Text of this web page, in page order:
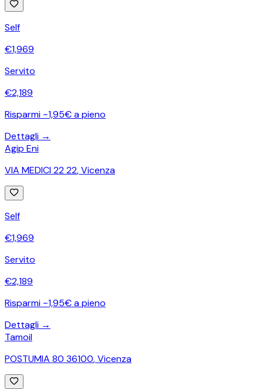
Self
€1,969
Servito
€2,189
Risparmi ~1,95€ a pieno
Dettagli →
Agip Eni
VIA MEDICI 22 22,Vicenza
Self
€1,969
Servito
€2,189
Risparmi ~1,95€ a pieno
Dettagli →
Tamoil
POSTUMIA 80 36100,Vicenza